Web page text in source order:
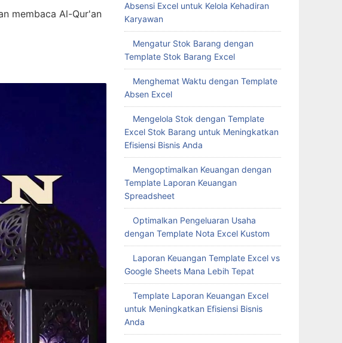
membaca Al-Qur'an
Absensi Excel untuk Kelola Kehadiran
Karyawan
Mengatur Stok Barang dengan
Template Stok Barang Excel
Menghemat Waktu dengan Template
Absen Excel
Mengelola Stok dengan Template
Excel Stok Barang untuk Meningkatkan
Efisiensi Bisnis Anda
Mengoptimalkan Keuangan dengan
Template Laporan Keuangan
Spreadsheet
Optimalkan Pengeluaran Usaha
dengan Template Nota Excel Kustom
Laporan Keuangan Template Excel vs
Google Sheets Mana Lebih Tepat
Template Laporan Keuangan Excel
untuk Meningkatkan Efisiensi Bisnis
Anda